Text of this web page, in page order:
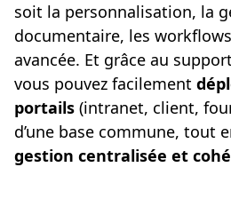
soit la personnalisation, la
documentaire, les
avancée. Et grâce au
vous pouvez facilement
portails (intranet, client,
d’une base commune, tout
gestion centralisée et